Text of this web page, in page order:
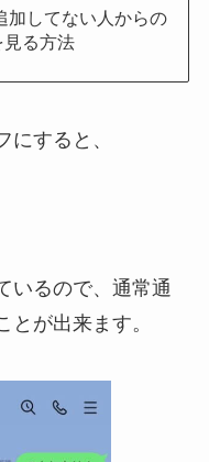
加してない人からの
見る方法
にすると、
いるので、通常通
とが出来ます。